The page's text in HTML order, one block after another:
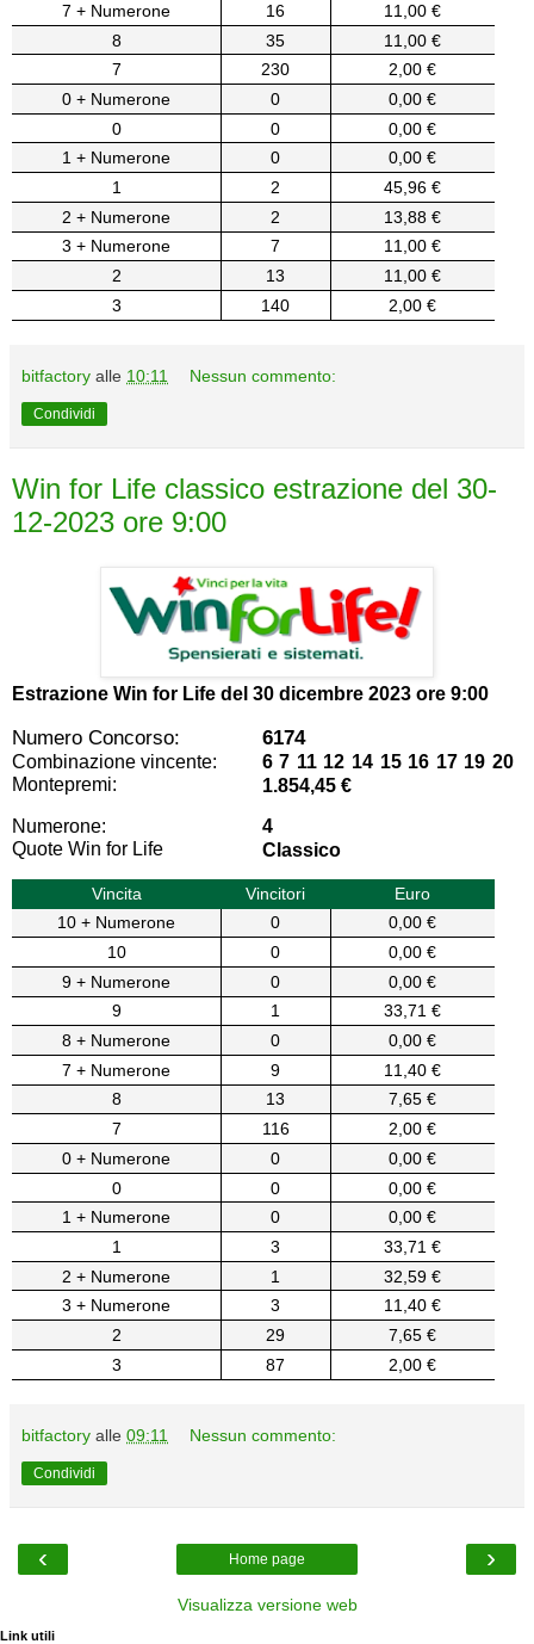
7 + Numerone
16
11,00 €
8
35
11,00 €
7
230
2,00 €
0 + Numerone
0
0,00 €
0
0
0,00 €
1 + Numerone
0
0,00 €
1
2
45,96 €
2 + Numerone
2
13,88 €
3 + Numerone
7
11,00 €
2
13
11,00 €
3
140 2,00 €
bitfactory alle 10:11 Nessun commento:
Condividi
Win for Life classico estrazione del 30-
12-2023 ore 9:00
Estrazione Win for Life del 30 dicembre 2023 ore 9:00
Numero Concorso: 6174
Combinazione vincente:
6 7 11 12 14 15 16 17 19 20
Montepremi:
1.854,45 €
Numerone:
4
Quote Win for Life
Classico
Vincita Vincitori
Euro
10 + Numerone
0
0,00 €
10
0
0,00 €
9 + Numerone
0
0,00 €
9
1
33,71 €
8 + Numerone
0
0,00 €
7 + Numerone
9
11,40 €
8
13
7,65 €
7
116
2,00 €
0 + Numerone
0
0,00 €
0
0
0,00 €
1 + Numerone
0
0,00 €
1
3
33,71 €
2 + Numerone
1
32,59 €
3 + Numerone
3
11,40 €
2
29
7,65 €
3
87 2,00 €
bitfactory alle 09:11 Nessun commento:
Condividi
‹ ›
Home page
Visualizza versione web
Link utili